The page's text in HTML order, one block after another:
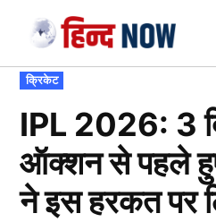
content
POSTED
IN
क्रिकेट
IPL 2026: 3
ऑक्शन से पहले
ने इस हरकत पर